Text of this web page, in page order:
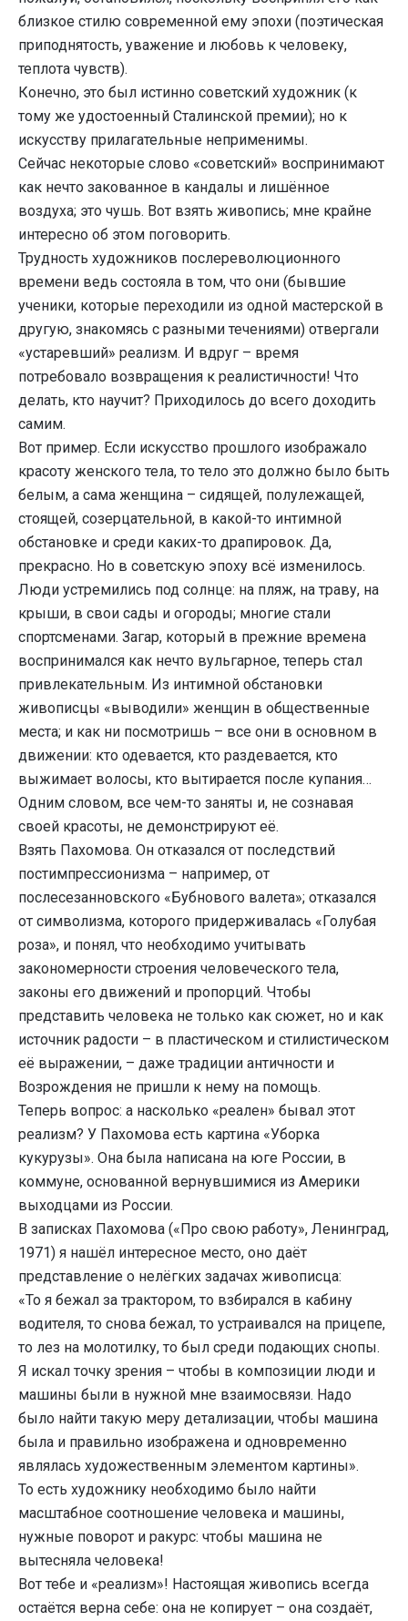
близкое стилю современной ему эпохи (поэтическая
приподнятость, уважение и любовь к человеку,
теплота чувств).
Конечно, это был истинно советский художник (к
тому же удостоенный Сталинской премии); но к
искусству прилагательные неприменимы.
Сейчас некоторые слово «советский» воспринимают
как нечто закованное в кандалы и лишённое
воздуха; это чушь. Вот взять живопись; мне крайне
интересно об этом поговорить.
Трудность художников послереволюционного
времени ведь состояла в том, что они (бывшие
ученики, которые переходили из одной мастерской в
другую, знакомясь с разными течениями) отвергали
«устаревший» реализм. И вдруг – время
потребовало возвращения к реалистичности! Что
делать, кто научит? Приходилось до всего доходить
самим.
Вот пример. Если искусство прошлого изображало
красоту женского тела, то тело это должно было быть
белым, а сама женщина – сидящей, полулежащей,
стоящей, созерцательной, в какой-то интимной
обстановке и среди каких-то драпировок. Да,
прекрасно. Но в советскую эпоху всё изменилось.
Люди устремились под солнце: на пляж, на траву, на
крыши, в свои сады и огороды; многие стали
спортсменами. Загар, который в прежние времена
воспринимался как нечто вульгарное, теперь стал
привлекательным. Из интимной обстановки
живописцы «выводили» женщин в общественные
места; и как ни посмотришь – все они в основном в
движении: кто одевается, кто раздевается, кто
выжимает волосы, кто вытирается после купания…
Одним словом, все чем-то заняты и, не сознавая
своей красоты, не демонстрируют её.
Взять Пахомова. Он отказался от последствий
постимпрессионизма – например, от
послесезанновского «Бубнового валета»; отказался
от символизма, которого придерживалась «Голубая
роза», и понял, что необходимо учитывать
закономерности строения человеческого тела,
законы его движений и пропорций. Чтобы
представить человека не только как сюжет, но и как
источник радости – в пластическом и стилистическом
её выражении, – даже традиции античности и
Возрождения не пришли к нему на помощь.
Теперь вопрос: а насколько «реален» бывал этот
реализм? У Пахомова есть картина «Уборка
кукурузы». Она была написана на юге России, в
коммуне, основанной вернувшимися из Америки
выходцами из России.
В записках Пахомова («Про свою работу», Ленинград,
1971) я нашёл интересное место, оно даёт
представление о нелёгких задачах живописца:
«То я бежал за трактором, то взбирался в кабину
водителя, то снова бежал, то устраивался на прицепе,
то лез на молотилку, то был среди подающих снопы.
Я искал точку зрения – чтобы в композиции люди и
машины были в нужной мне взаимосвязи. Надо
было найти такую меру детализации, чтобы машина
была и правильно изображена и одновременно
являлась художественным элементом картины».
То есть художнику необходимо было найти
масштабное соотношение человека и машины,
нужные поворот и ракурс: чтобы машина не
вытесняла человека!
Вот тебе и «реализм»! Настоящая живопись всегда
остаётся верна себе: она не копирует – она создаёт,